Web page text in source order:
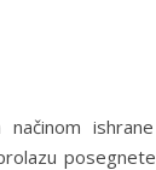
načinom